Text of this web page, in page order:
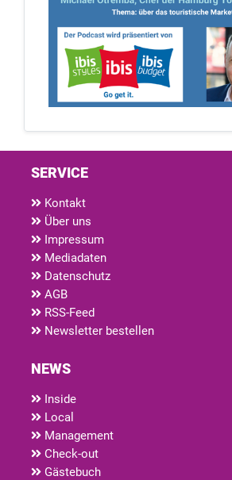
SERVICE
Kontakt
Über uns
Impressum
Mediadaten
Datenschutz
AGB
RSS-Feed
Newsletter bestellen
NEWS
Inside
Local
Management
Check-out
Gästebuch